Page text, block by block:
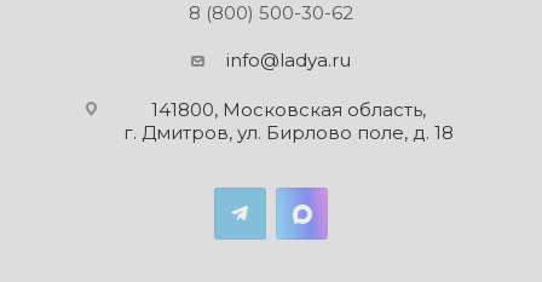
8 (800) 500-30-62
info@ladya.ru
141800, Московская область,
г. Дмитров, ул. Бирлово поле, д. 18